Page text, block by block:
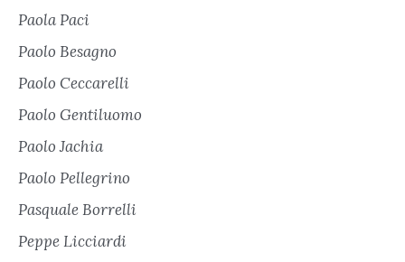
Paola Paci
Paolo Besagno
Paolo Ceccarelli
Paolo Gentiluomo
Paolo Jachia
Paolo Pellegrino
Pasquale Borrelli
Peppe Licciardi